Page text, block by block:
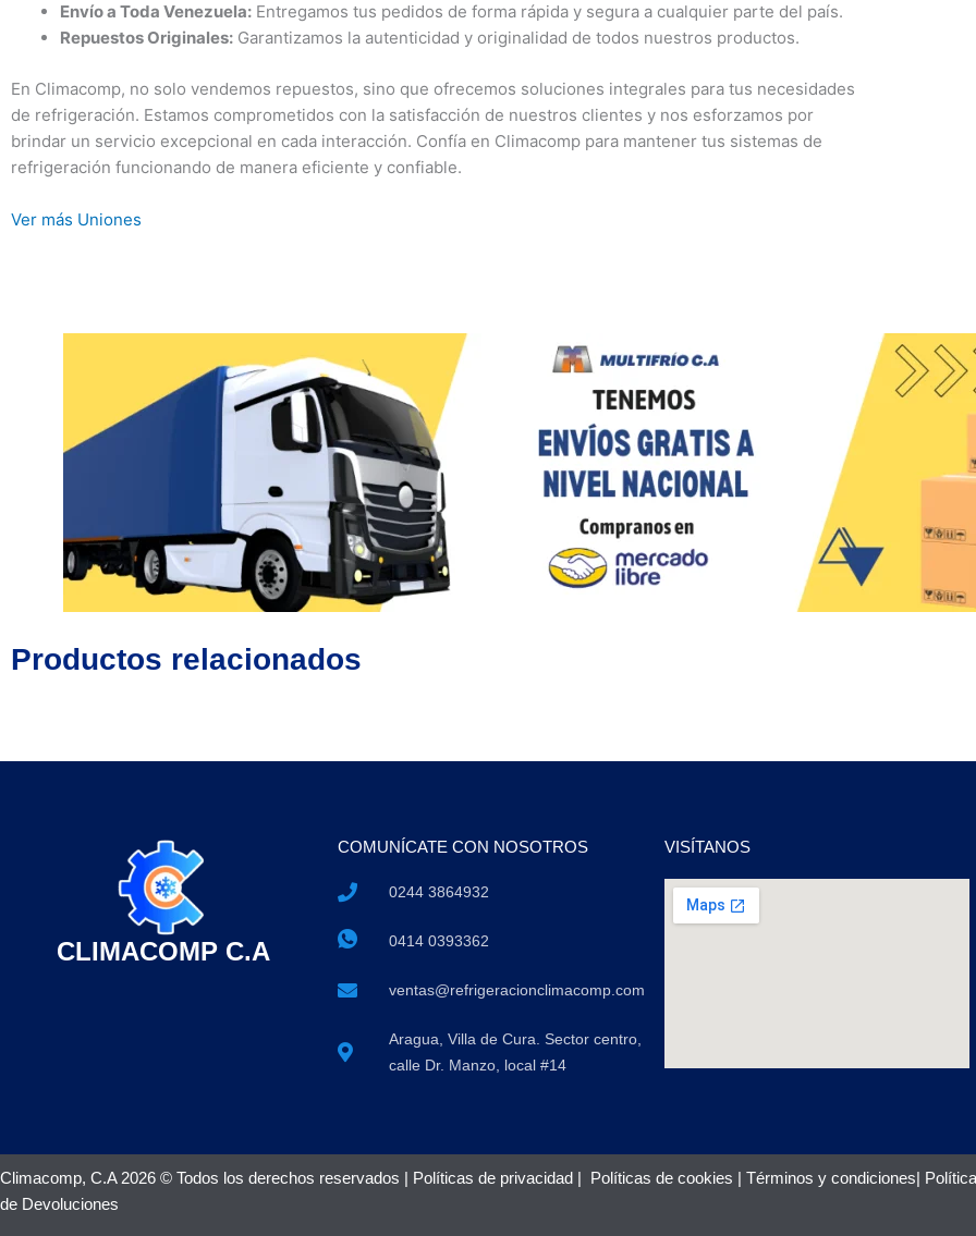
Envío a Toda Venezuela: Entregamos tus pedidos de forma rápida y segura a cualquier parte del país.
Repuestos Originales: Garantizamos la autenticidad y originalidad de todos nuestros productos.
En Climacomp, no solo vendemos repuestos, sino que ofrecemos soluciones integrales para tus necesidades
de refrigeración. Estamos comprometidos con la satisfacción de nuestros clientes y nos esforzamos por
brindar un servicio excepcional en cada interacción. Confía en Climacomp para mantener tus sistemas de
refrigeración funcionando de manera eficiente y confiable.
Ver más Uniones
Productos relacionados
CLIMACOMP C.A
COMUNÍCATE CON NOSOTROS
0244 3864932
0414 0393362
ventas@refrigeracionclimacomp.com
Aragua, Villa de Cura. Sector centro,
calle Dr. Manzo, local #14
VISÍTANOS
Climacomp, C.A 2026 © Todos los derechos reservados | Políticas de privacidad | Políticas de cookies | Términos y condiciones| Política
de Devoluciones